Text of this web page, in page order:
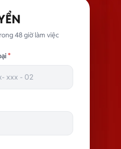
48 giờ làm việc
*